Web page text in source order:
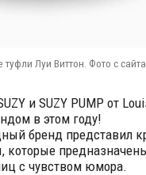
Луи Виттон. Фото с сайта
и SUZY PUMP от
в этом году!
бренд представил
которые
с чувством юмора.